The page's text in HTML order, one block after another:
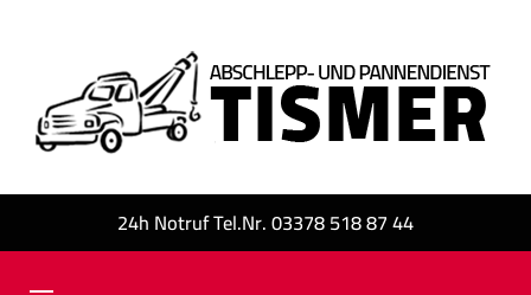
24h Notruf Tel.Nr. 03378 518 87 44